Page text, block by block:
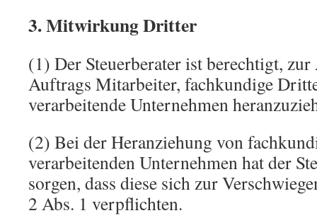
3. Mitwirkung Dritter
(1) Der Steuerberater ist berechtigt,
Auftrags Mitarbeiter, fachkundige
verarbeitende Unternehmen
(2) Bei der Heranziehung von
verarbeitenden Unternehmen hat der
sorgen, dass diese sich zur
2 Abs. 1 verpflichten.